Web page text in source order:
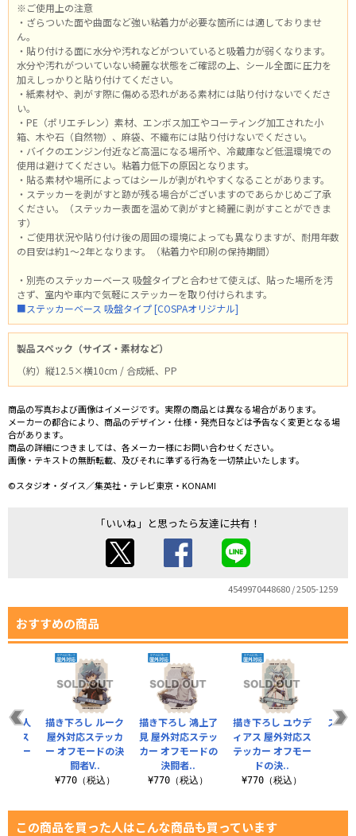
※ご使用上の注意
・ざらついた面や曲面など強い粘着力が必要な箇所には適しておりませ
ん。
・貼り付ける面に水分や汚れなどがついていると吸着力が弱くなります。
水分や汚れがついていない綺麗な状態をご確認の上、シール全面に圧力を
加えしっかりと貼り付けてください。
・紙素材や、剥がす際に傷める恐れがある素材には貼り付けないでくださ
い。
・PE（ポリエチレン）素材、エンボス加工やコーティング加工された小
箱、木や石（自然物）、麻袋、不織布には貼り付けないでください。
・バイクのエンジン付近など高温になる場所や、冷蔵庫など低温環境での
使用は避けてください。粘着力低下の原因となります。
・貼る素材や場所によってはシールが剥がれやすくなることがあります。
・ステッカーを剥がすと跡が残る場合がございますのであらかじめご了承
ください。（ステッカー表面を温めて剥がすと綺麗に剥がすことができま
す）
・ご使用状況や貼り付け後の周囲の環境によっても異なりますが、耐用年数
の目安は約1～2年となります。（粘着力や印刷の保持期間）
・別売のステッカーベース 吸盤タイプと合わせて使えば、貼った場所を汚
さず、室内や車内で気軽にステッカーを取り付けられます。
■ステッカーベース 吸盤タイプ [COSPAオリジナル]
製品スペック（サイズ・素材など）
（約）縦12.5×横10cm / 合成紙、PP
商品の写真および画像はイメージです。実際の商品とは異なる場合があります。
メーカーの都合により、商品のデザイン・仕様・発売日などは予告なく変更となる場
合があります。
商品の詳細につきましては、各メーカー様にお問い合わせください。
画像・テキストの無断転載、及びそれに準ずる行為を一切禁止いたします。
©スタジオ・ダイス／集英社・テレビ東京・KONAMI
「いいね」と思ったら友達に共有！
4549970448680 / 2505-1259
おすすめの商品
描き下ろし 鴻上了
見 屋外対応ステッ
カー オフモードの
決闘者..
¥770（税込）
描き下ろし ユウデ
ィアス 屋外対応ス
テッカー オフモー
ドの決..
¥770（税込）
ステ
（人
応ス
モー
描き下ろし ルーク
屋外対応ステッカ
ー オフモードの決
闘者V..
¥770（税込）
この商品を買った人はこんな商品も買っています